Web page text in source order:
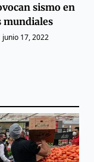
sismo en
mundiales
junio 17, 2022